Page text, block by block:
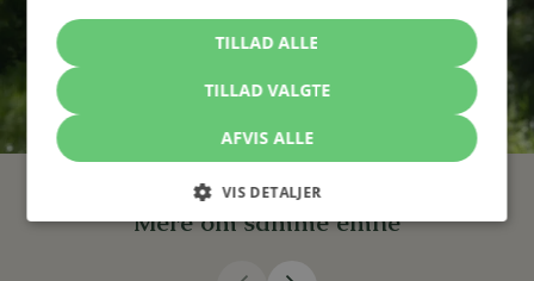
Advokat (L), Partner, CEO
Mere om samme emne
TILLAD VALGTE
TILLAD ALLE
AFVIS ALLE
VIS DETALJER